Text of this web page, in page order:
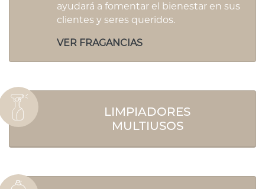
ayudará a fomentar el bienestar en sus
clientes y seres queridos.
VER FRAGANCIAS
LIMPIADORES
MULTIUSOS